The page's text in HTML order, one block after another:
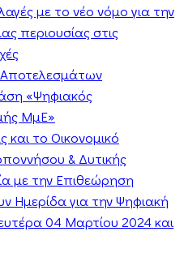
με το νέο νόμο για την
περιουσίας στις
«Ψηφιακός
ΜμΕ»
και το Οικονομικό
& Δυτικής
με την Επιθεώρηση
Ημερίδα για την Ψηφιακή
04 Μαρτίου 2024 και